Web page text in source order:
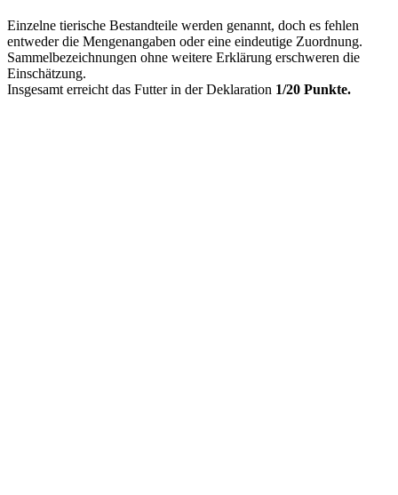
Einzelne tierische Bestandteile werden genannt, doch es fehlen
entweder die Mengenangaben oder eine eindeutige Zuordnung.
Sammelbezeichnungen ohne weitere Erklärung erschweren die
Einschätzung.
Insgesamt erreicht das Futter in der Deklaration 1/20 Punkte.